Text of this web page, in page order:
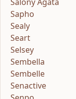
Sapho
Sealy
Seart
Selsey
Sembella
Sembelle
Senactive